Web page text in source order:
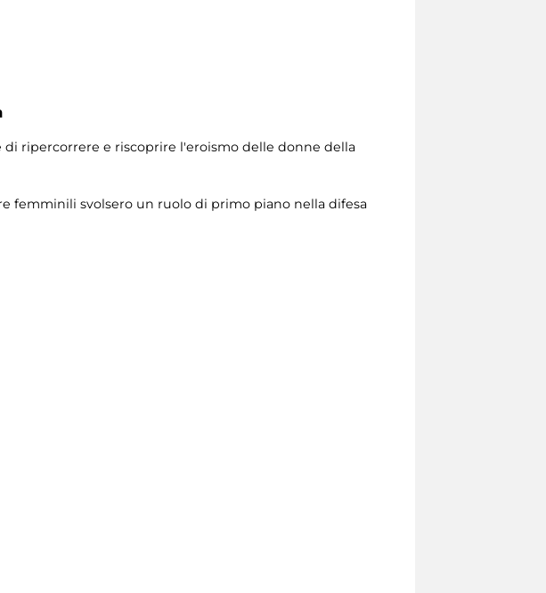
ripercorrere e riscoprire l'eroismo delle donne della
femminili svolsero un ruolo di primo piano nella difesa